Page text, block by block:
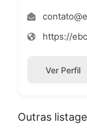
https://
Ver Perfil
Outras